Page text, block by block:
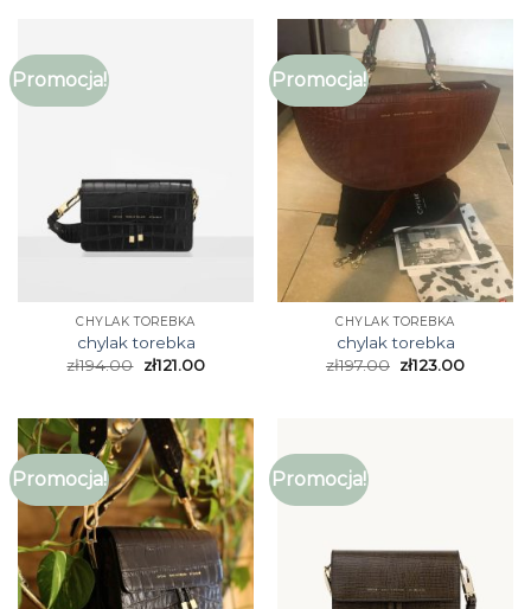
Promocja!
CHYLAK TOREBKA
chylak torebka
zł194.00 zł121.00
Promocja!
CHYLAK TOREBKA
chylak torebka
zł197.00 zł123.00
Promocja! Promocja!